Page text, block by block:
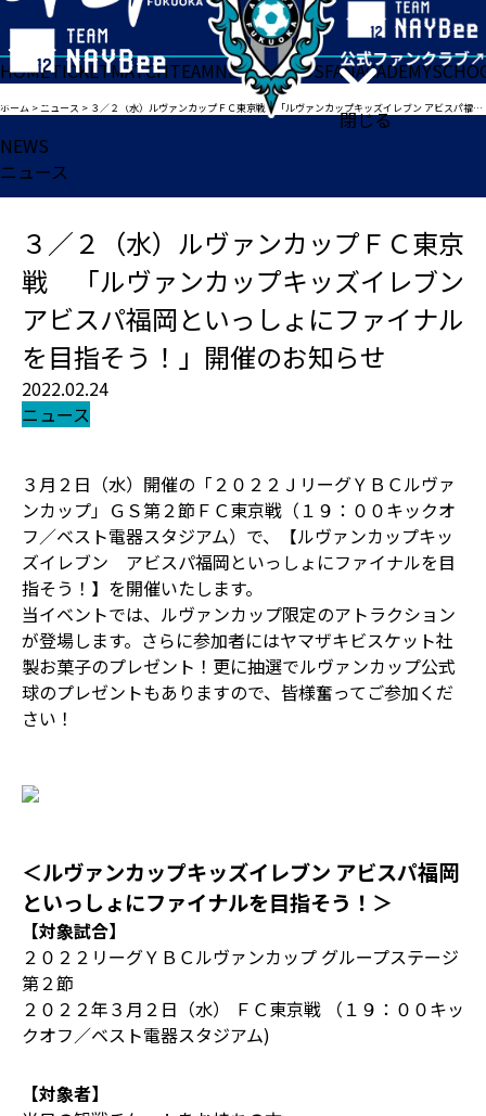
閉じる
HOMETICKETMATCHTEAMNEWSGOODSFANACADEMY
ホーム >ニュース > ３／２（水）ルヴァンカップＦＣ東京戦 「ルヴァンカップキッズイレブン アビスパ福岡といっしょにファイナルを目指そう！」開催のお知らせ
NEWS
ニュース
３／２（水）ルヴァンカップＦＣ東京
戦 「ルヴァンカップキッズイレブン
アビスパ福岡といっしょにファイナル
を目指そう！」開催のお知らせ
2022.02.24
ニュース
３月２日（水）開催の「２０２２ＪリーグＹＢＣルヴァ
ンカップ」ＧＳ第２節ＦＣ東京戦（１９：００キックオ
フ／ベスト電器スタジアム）で、【ルヴァンカップキッ
ズイレブン アビスパ福岡といっしょにファイナルを目
指そう！】を開催いたします。
当イベントでは、ルヴァンカップ限定のアトラクション
が登場します。さらに参加者にはヤマザキビスケット社
製お菓子のプレゼント！更に抽選でルヴァンカップ公式
球のプレゼントもありますので、皆様奮ってご参加くだ
さい！
＜ルヴァンカップキッズイレブン アビスパ福岡
といっしょにファイナルを目指そう！＞
【対象試合】
２０２２リーグＹＢＣルヴァンカップ グループステージ
第２節
２０２２年３月２日（水） ＦＣ東京戦 （１９：００キッ
クオフ／ベスト電器スタジアム)
【対象者】